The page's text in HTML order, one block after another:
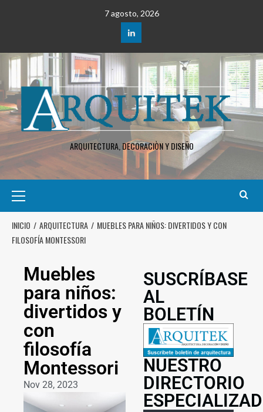
7 agosto, 2026
ARQUITECTURA, DECORACIÒN Y DISEÑO
INICIO ARQUITECTURA
MUEBLES PARA NIÑOS: DIVERTIDOS Y CON
FILOSOFÍA MONTESSORI
Muebles
para niños:
divertidos y
con
filosofía
Montessori
Nov 28, 2023
SUSCRÍBASE
AL
BOLETÍN
NUESTRO
DIRECTORIO